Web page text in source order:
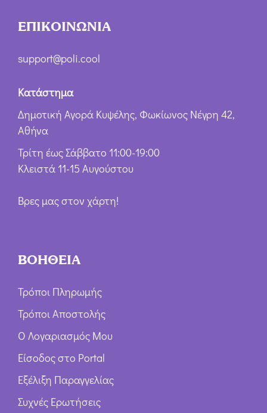
ΕΠΙΚΟΙΝΩΝΙΑ
support@poli.cool
Κατάστημα
Δημοτική Αγορά Κυψέλης, Φωκίωνος Νέγρη 42,
Αθήνα
Τρίτη έως Σάββατο 11:00-19:00
Κλειστά 11-15 Αυγούστου
Βρες μας στον χάρτη!
ΒΟΗΘΕΙΑ
Τρόποι Πληρωμής
Τρόποι Αποστολής
Ο Λογαριασμός Μου
Είσοδος στο Portal
Εξέλιξη Παραγγελίας
Συχνές Ερωτήσεις